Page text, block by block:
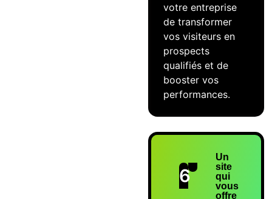
votre entreprise
de transformer
vos visiteurs en
prospects
qualifiés et de
booster vos
performances.
6
Un
site
qui
vous
offre